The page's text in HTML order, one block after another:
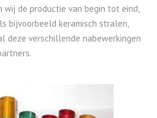
wij de productie van begin tot eind,
bijvoorbeeld keramisch stralen,
deze verschillende nabewerkingen